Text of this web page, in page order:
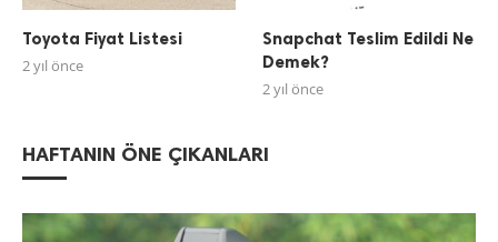
Toyota Fiyat Listesi
2 yıl önce
Snapchat Teslim Edildi Ne
Demek?
2 yıl önce
HAFTANIN ÖNE ÇIKANLARI